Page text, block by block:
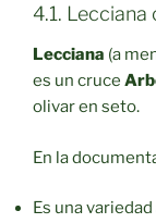
4.1.
Lecciana (a
es un cruce
olivar en seto.
En la
Es una variedad